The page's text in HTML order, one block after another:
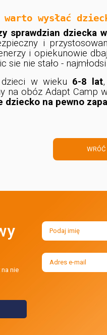
warto wysłać
sprawdzian dziecka
i
i opiekunowie
sie nie stało -
w wieku 6-8 lat
na obóz Adapt Camp
dziecko na pewno
nie